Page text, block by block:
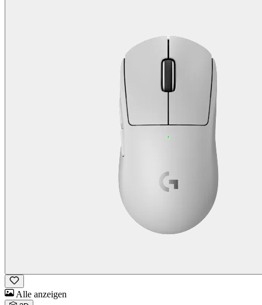
Alle anzeigen